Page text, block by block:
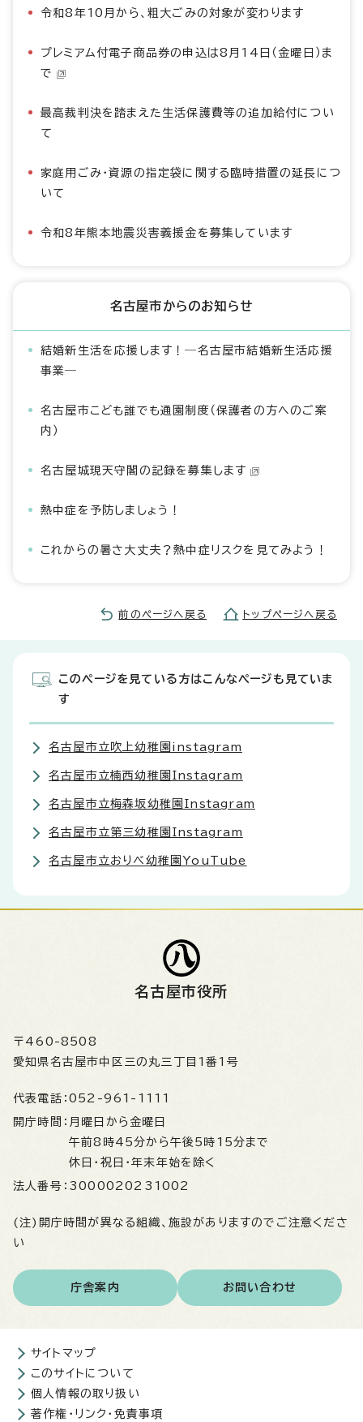
令和8年10月から、粗大ごみの対象が変わります
プレミアム付電子商品券の申込は8月14日（金曜日）ま
で
最高裁判決を踏まえた生活保護費等の追加給付につい
て
家庭用ごみ・資源の指定袋に関する臨時措置の延長につ
いて
令和8年熊本地震災害義援金を募集しています
名古屋市からのお知らせ
結婚新生活を応援します！―名古屋市結婚新生活応援
事業―
名古屋市こども誰でも通園制度（保護者の方へのご案
内）
名古屋城現天守閣の記録を募集します
熱中症を予防しましょう！
これからの暑さ大丈夫？熱中症リスクを見てみよう！
前のページへ戻る トップページへ戻る
このページを見ている方はこんなページも見ていま
す
名古屋市立吹上幼稚園instagram
名古屋市立楠西幼稚園Instagram
名古屋市立梅森坂幼稚園Instagram
名古屋市立第三幼稚園Instagram
名古屋市立おりべ幼稚園YouTube
名古屋市役所
〒460-8508
愛知県名古屋市中区三の丸三丁目1番1号
代表電話： 052-961-1111
開庁時間： 月曜日から金曜日
午前8時45分から午後5時15分まで
休日・祝日・年末年始を除く
法人番号： 3000020231002
(注)開庁時間が異なる組織、施設がありますのでご注意くださ
い
庁舎案内 お問い合わせ
サイトマップ
このサイトについて
個人情報の取り扱い
著作権・リンク・免責事項